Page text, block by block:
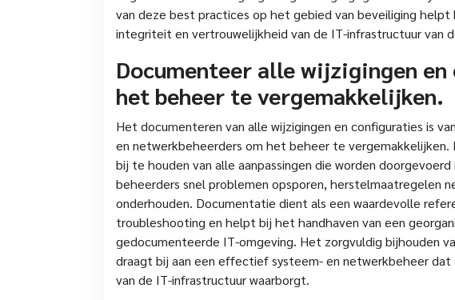
van deze best practices op het gebied van beveiliging helpt
integriteit en vertrouwelijkheid van de IT-infrastructuur van
Documenteer alle wijzigingen
het beheer te vergemakkelijken.
Het documenteren van alle wijzigingen en configuraties is
en netwerkbeheerders om het beheer te
bij te houden van alle aanpassingen die worden
beheerders snel problemen opsporen, herstelmaatregelen
onderhouden. Documentatie dient als een waardevolle
troubleshooting en helpt bij het handhaven van een
gedocumenteerde IT-omgeving. Het zorgvuldig bijhouden
draagt bij aan een effectief systeem- en netwerkbeheer
van de IT-infrastructuur waarborgt.